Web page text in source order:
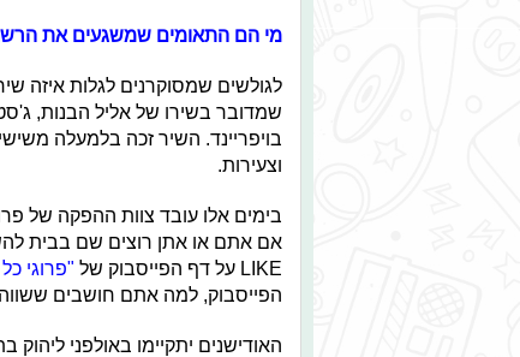
מי הם התאומים שמשגעים את
לגולשים שמסוקרנים לגלות איזה
שמדובר בשירו של אליל הבנות,
בויפריינד. השיר זכה בלמעלה
וצעירות.
בימים אלו עובד צוות ההפקה של
אם אתם או אתן רוצים שם בבית
LIKE על דף הפייסבוק של
"פרוגי
הפייסבוק, למה אתם חושבים ששווה
האודישנים יתקיימו באולפני